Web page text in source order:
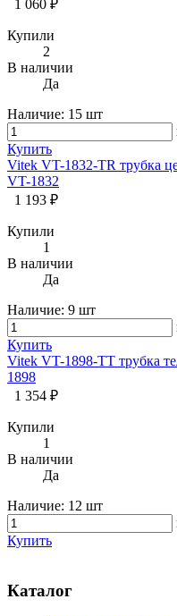
1 060 ₽
Купили
2
В наличии
Да
Наличие: 15 шт
Купить
Vitek VT-1832-TR трубка
VT-1832
1 193 ₽
Купили
1
В наличии
Да
Наличие: 9 шт
Купить
Vitek VT-1898-TT трубка
1898
1 354 ₽
Купили
1
В наличии
Да
Наличие: 12 шт
Купить
Каталог